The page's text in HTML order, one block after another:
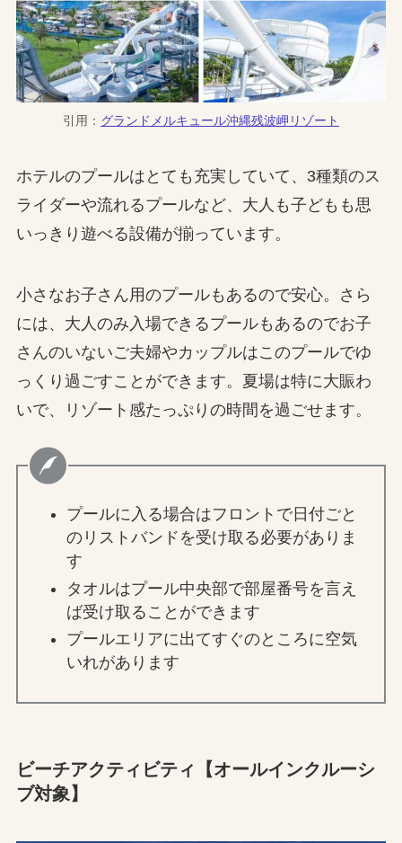
引用： グランドメルキュール沖縄残波岬リゾート
ホテルのプールはとても充実していて、3種類のス
ライダーや流れるプールなど、大人も子どもも思
いっきり遊べる設備が揃っています。
小さなお子さん用のプールもあるので安心。さら
には、大人のみ入場できるプールもあるのでお子
さんのいないご夫婦やカップルはこのプールでゆ
っくり過ごすことができます。夏場は特に大賑わ
いで、リゾート感たっぷりの時間を過ごせます。
プールに入る場合はフロントで日付ごと
のリストバンドを受け取る必要がありま
す
タオルはプール中央部で部屋番号を言え
ば受け取ることができます
プールエリアに出てすぐのところに空気
いれがあります
ビーチアクティビティ【オールインクルーシ
ブ対象】